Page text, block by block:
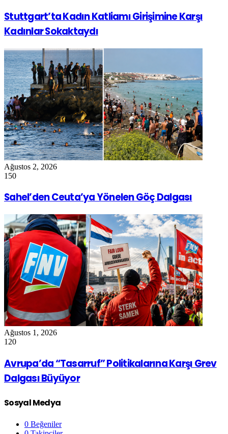
Stuttgart’ta Kadın Katliamı Girişimine Karşı
Kadınlar Sokaktaydı
Ağustos 2, 2026
150
Sahel’den Ceuta’ya Yönelen Göç Dalgası
Ağustos 1, 2026
120
Avrupa’da “Tasarruf” Politikalarına Karşı Grev
Dalgası Büyüyor
Sosyal Medya
0 Beğeniler